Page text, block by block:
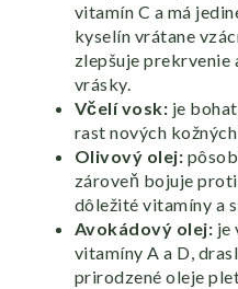
vitamín C a má
kyselín vrátane
zlepšuje prekrvenie
vrásky.
Včelí vosk: je
rast nových
Olivový olej:
zároveň bojuje
dôležité vitamíny a
Avokádový olej: je
vitamíny A a D,
prirodzené oleje